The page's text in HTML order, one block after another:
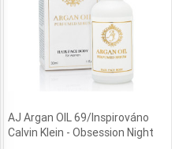
AJ Argan OIL 69/Inspirováno
Calvin Klein - Obsession Night